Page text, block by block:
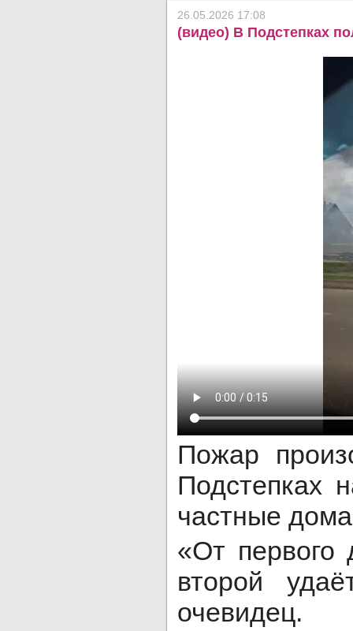
26.05.2026 17:08
(видео) В Подстепках
Пожар
Подстепках
частные
«От первого
второй
очевидец.